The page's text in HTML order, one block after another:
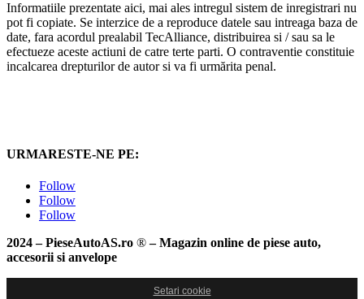
Informatiile prezentate aici, mai ales intregul sistem de inregistrari nu
pot fi copiate. Se interzice de a reproduce datele sau intreaga baza de
date, fara acordul prealabil TecAlliance, distribuirea si / sau sa le
efectueze aceste actiuni de catre terte parti. O contraventie constituie
incalcarea drepturilor de autor si va fi urmărita penal.
URMARESTE-NE PE:
Follow
Follow
Follow
2024 – PieseAutoAS.ro ®– Magazin online de piese auto,
accesorii si anvelope
Setari cookie